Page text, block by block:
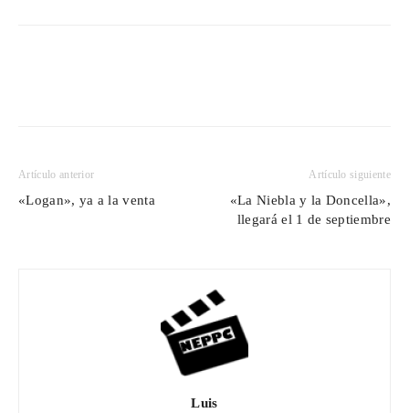
Artículo anterior
«Logan», ya a la venta
Artículo siguiente
«La Niebla y la Doncella»,
llegará el 1 de septiembre
Luis